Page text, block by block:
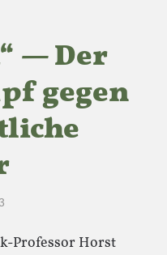
— Der
gegen
Professor Horst